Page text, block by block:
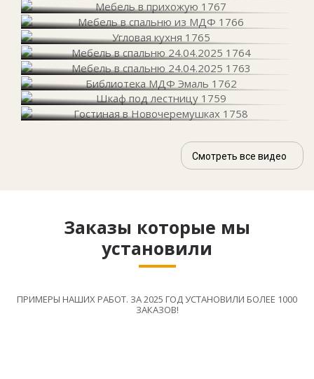
Смотреть все видео
Заказы которые мы
установили
ПРИМЕРЫ НАШИХ РАБОТ. ЗА 2025 ГОД УСТАНОВИЛИ БОЛЕЕ 1000
ЗАКАЗОВ!